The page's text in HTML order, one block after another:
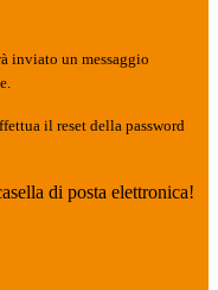
inviato un messaggio
il reset della password
di posta elettronica!